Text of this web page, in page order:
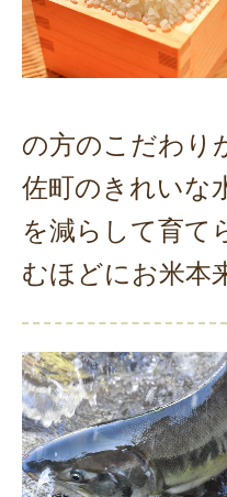
の方のこだわり
佐町のきれいな
を減らして育て
むほどにお米本